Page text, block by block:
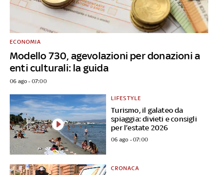
Modello 730, agevolazioni per donazioni a
enti culturali: la guida
ECONOMIA
06 ago - 07:00
Turismo, il galateo da
spiaggia: divieti e consigli
per l’estate 2026
LIFESTYLE
06 ago - 07:00
CRONACA